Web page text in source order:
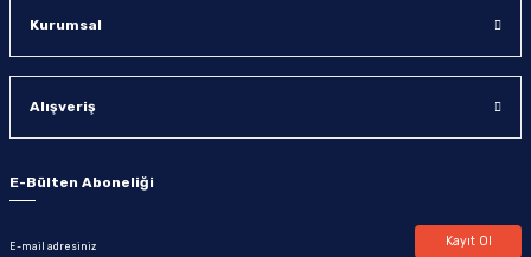
Kurumsal
Alışveriş
E-Bülten Aboneliği
Kayıt Ol